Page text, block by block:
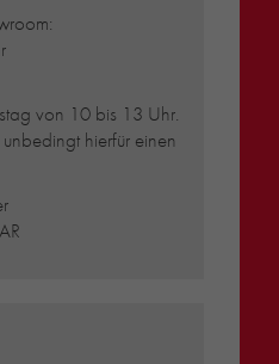
von 10 bis 13 Uhr.
hierfür einen